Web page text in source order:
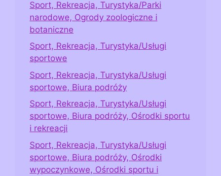
Sport, Rekreacja, Turystyka/Parki
narodowe, Ogrody zoologiczne i
botaniczne
Sport, Rekreacja, Turystyka/Usługi
sportowe
Sport, Rekreacja, Turystyka/Usługi
sportowe, Biura podróży
Sport, Rekreacja, Turystyka/Usługi
sportowe, Biura podróży, Ośrodki sportu
i rekreacji
Sport, Rekreacja, Turystyka/Usługi
sportowe, Biura podróży, Ośrodki
wypoczynkowe, Ośrodki sportu i